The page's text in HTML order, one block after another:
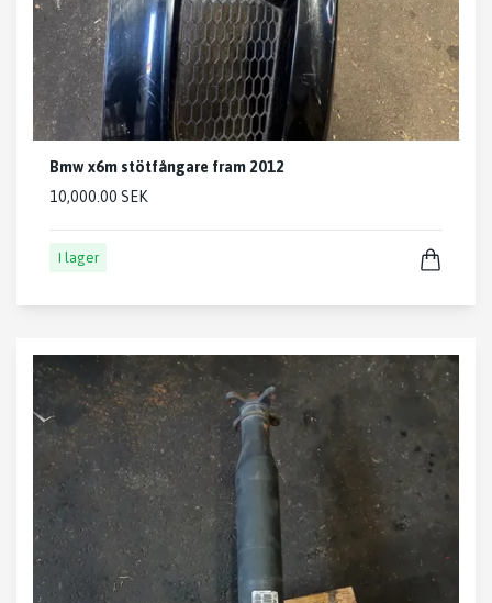
Bmw x6m stötfångare fram 2012
10,000.00 SEK
I lager